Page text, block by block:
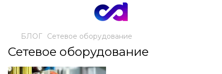
БЛОГ Сетевое оборудование
Сетевое оборудование